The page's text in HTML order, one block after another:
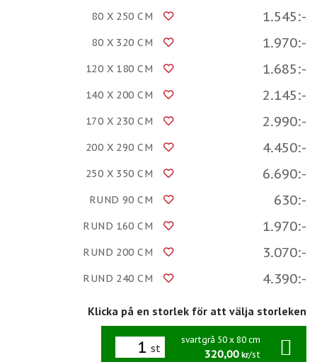
80 X 250 CM 1.545:-
80 X 320 CM 1.970:-
120 X 180 CM 1.685:-
140 X 200 CM 2.145:-
170 X 230 CM 2.990:-
200 X 290 CM 4.450:-
250 X 350 CM 6.690:-
RUND 90 CM 630:-
RUND 160 CM 1.970:-
RUND 200 CM 3.070:-
RUND 240 CM 4.390:-
Klicka på en storlek för att välja storleken
st
svartgrå 50 x 80 cm
320,00 kr/st